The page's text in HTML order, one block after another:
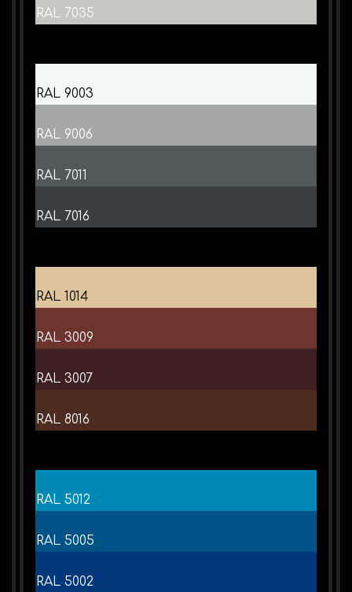
RAL 7035
RAL 9003
RAL 9006
RAL 7011
RAL 7016
RAL 1014
RAL 3009
RAL 3007
RAL 8016
RAL 5012
RAL 5005
RAL 5002